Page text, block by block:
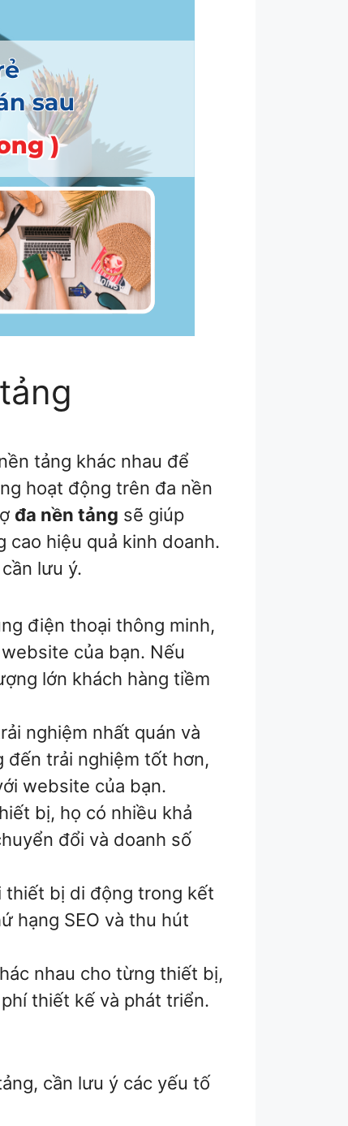
tảng khác nhau để
hoạt động trên đa nền
đa nền tảng sẽ giúp
cao hiệu quả kinh doanh.
lưu ý.
điện thoại thông minh,
của bạn. Nếu
lớn khách hàng tiềm
nghiệm nhất quán và
đến trải nghiệm tốt hơn,
website của bạn.
bị, họ có nhiều khả
đổi và doanh số
thiết bị di động trong kết
hạng SEO và thu hút
nhau cho từng thiết bị,
thiết kế và phát triển.
cần lưu ý các yếu tố